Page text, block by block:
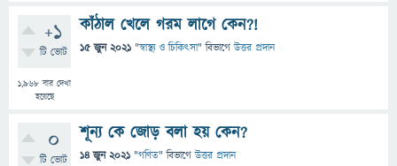
+1
টি ভোট
1,968 বার দেখা
হয়েছে
কাঁঠাল খেলে গরম লাগে কেন?!
15 জুন 2021 "স্বাস্থ্য ও চিকিৎসা" বিভাগে উত্তর প্রদান
0
টি ভোট
শূন্য কে জোড় বলা হয় কেন?
14 জুন 2021 "গণিত" বিভাগে উত্তর প্রদান